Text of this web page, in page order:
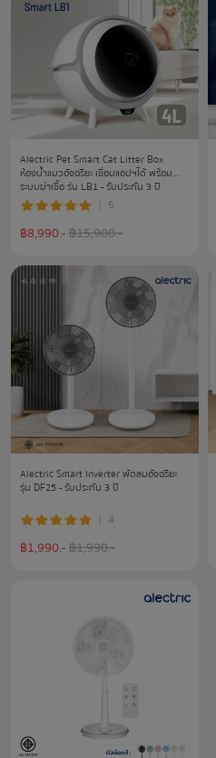
Alectric Pet Smart Cat Litter Box
ห้องน้ำแมวอัจฉริยะ เชื่อมแอปฯได้ พร้อม
ระบบฆ่าเชื้อ รุ่น LB1 - รับประกัน 3 ปี
6
฿8,990.-฿15,900.-
Alectric Smart Inverter พัดลมอัจฉริยะ
รุ่น DF25 - รับประกัน 3 ปี
4
฿1,990.-฿1,990.-